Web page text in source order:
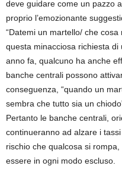
deve guidare come un pazzo
proprio l’emozionante
“Datemi un martello/ che
questa minacciosa richiesta di
anno fa, qualcuno ha anche
banche centrali possono
conseguenza, “quando un
sembra che tutto sia un
Pertanto le banche centrali,
continueranno ad alzare i tassi
rischio che qualcosa si
essere in ogni modo escluso.